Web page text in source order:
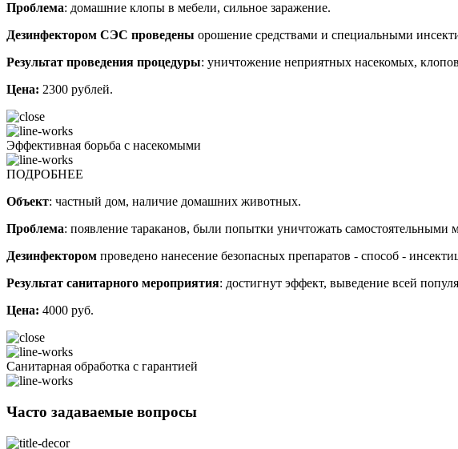
Проблема: домашние клопы в мебели, сильное заражение.
Дезинфектором СЭС проведены орошение средствами и специальными
Результат проведения процедуры: уничтожение неприятных насекомых,
Цена: 2300 рублей.
Эффективная борьба с насекомыми
ПОДРОБНЕЕ
Объект: частный дом, наличие домашних животных.
Проблема: появление тараканов, были попытки уничтожать самостоятельными
Дезинфектором проведено нанесение безопасных препаратов - способ -
Результат санитарного мероприятия: достигнут эффект, выведение всей
Цена: 4000 руб.
Санитарная обработка с гарантией
Часто задаваемые вопросы